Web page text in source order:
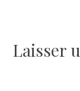
l’article
Laisser